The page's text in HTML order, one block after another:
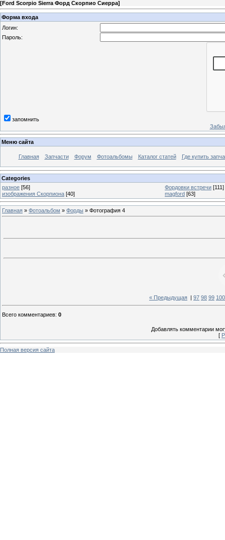
[Ford Scorpio Sierra Форд Скорпио Сиерра]
Форма входа
Логин:
Пароль:
запомнить
Меню сайта
Главная Запчасти Форум Фотоальбомы Каталог статей Где купить
Categories
разное [56] Фордовки встречи [111]
изображения Скорпиона [40] magford [63]
Главная » Фотоальбом » Форды » Фотография 4
« Предыдущая 97 98 99 100
Всего комментариев: 0
Добавлять комментарии
[
Полная версия сайта